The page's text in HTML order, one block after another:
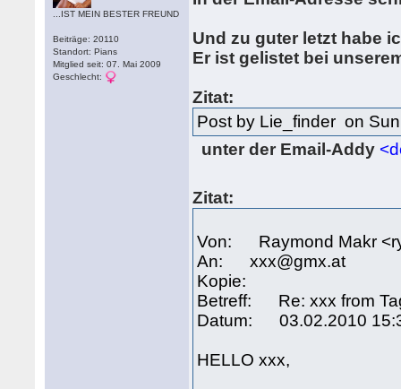
...IST MEIN BESTER FREUND
Beiträge: 20110
Standort: Pians
Mitglied seit: 07. Mai 2009
Geschlecht:
Und zu guter letzt habe
Er ist gelistet bei
Zitat:
Post by Lie_finder on
unter der Email-Addy
Zitat:
Von: Raymond Makr
An: xxx@gmx.at
Kopie:
Betreff: Re: xxx from
Datum: 03.02.2010
HELLO xxx,